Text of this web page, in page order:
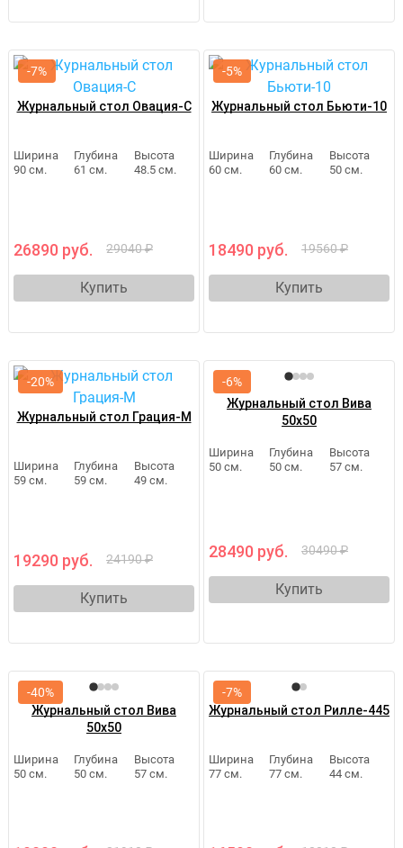
Журнальный стол Овация-С
Ширина
90 см.
Глубина
61 см.
Высота
48.5 см.
26890 руб. 29040 ₽
Купить
-7%
Журнальный стол Бьюти-10
Ширина
60 см.
Глубина
60 см.
Высота
50 см.
18490 руб. 19560 ₽
Купить
-5%
Журнальный стол Грация-М
Ширина
59 см.
Глубина
59 см.
Высота
49 см.
19290 руб. 24190 ₽
Купить
-20%
Журнальный стол Вива
50х50
Ширина
50 см.
Глубина
50 см.
Высота
57 см.
28490 руб. 30490 ₽
Купить
-6%
Журнальный стол Вива
50х50
Ширина
50 см.
Глубина
50 см.
Высота
57 см.
-40%
Журнальный стол Рилле-445
Ширина
77 см.
Глубина
77 см.
Высота
44 см.
-7%